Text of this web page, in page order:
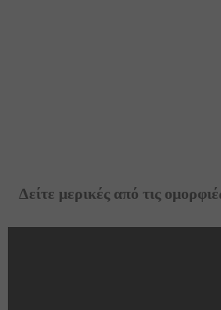
Δείτε μερικές από τις